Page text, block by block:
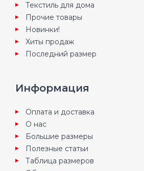
Текстиль для дома
Прочие товары
Новинки!
Хиты продаж
Последний размер
Информация
Оплата и доставка
О нас
Большие размеры
Полезные статьи
Таблица размеров